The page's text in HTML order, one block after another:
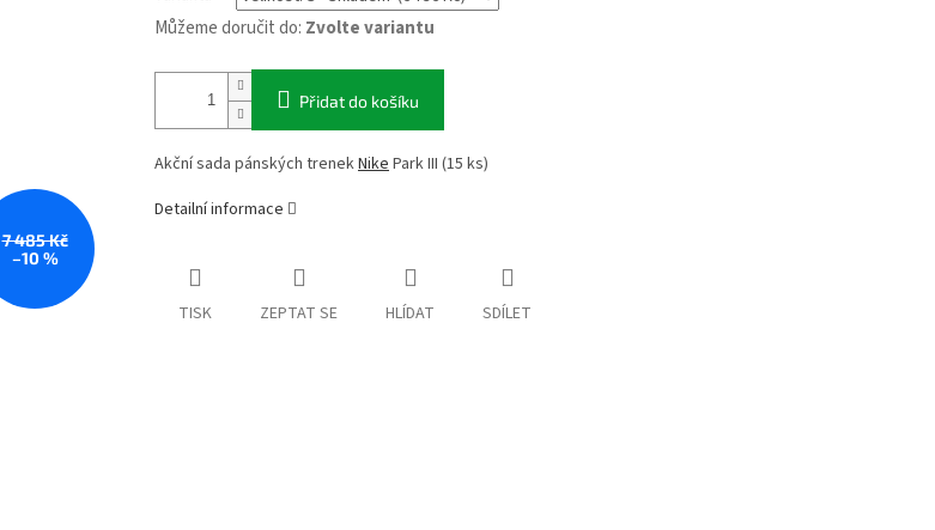
7 485 Kč
–10 %
Můžeme doručit do: Zvolte variantu
Přidat do košíku
Akční sada pánských trenekNikePark III (15 ks)
Detailní informace
TISK ZEPTAT SE HLÍDAT SDÍLET